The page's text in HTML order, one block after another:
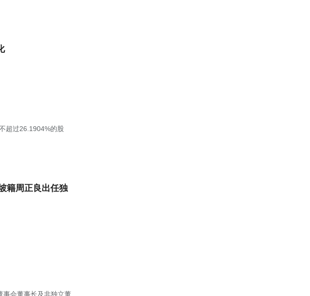
超过26.1904%的股
籍周正良出任独
事会董事长及非独立董